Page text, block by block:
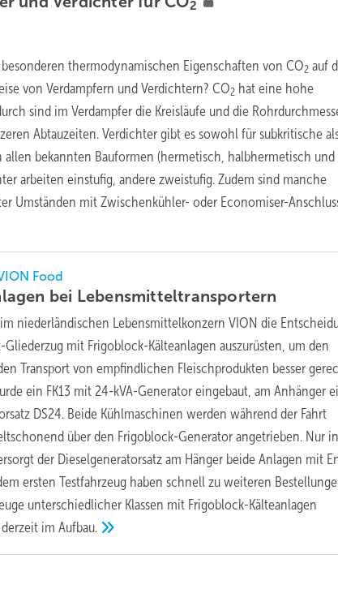
2
thermodynamischen Eigenschaften von CO2 auf
von Verdampfern und Verdichtern? CO2 hat eine hohe
sind im Verdampfer die Kreisläufe und die
Abtauzeiten. Verdichter gibt es sowohl für subkritische
allen bekannten Bauformen (hermetisch, halbhermetisch und
arbeiten einstufig, andere zweistufig. Zudem sind manche
Umständen mit Zwischenkühler- oder Economiser-
Food
bei Lebensmitteltransportern
niederländischen Lebensmittelkonzern VION die
mit Frigoblock-Kälteanlagen auszurüsten, um den
Transport von empfindlichen Fleischprodukten besser
ein FK13 mit 24-kVA-Generator eingebaut, am Anhänger
DS24. Beide Kühlmaschinen werden während der Fahrt
über den Frigoblock-Generator angetrieben. Nur in
der Dieselgeneratorsatz am Hänger beide Anlagen mit
ersten Testfahrzeug haben schnell zu weiteren
unterschiedlicher Klassen mit Frigoblock-Kälteanlagen
derzeit imAufbau.